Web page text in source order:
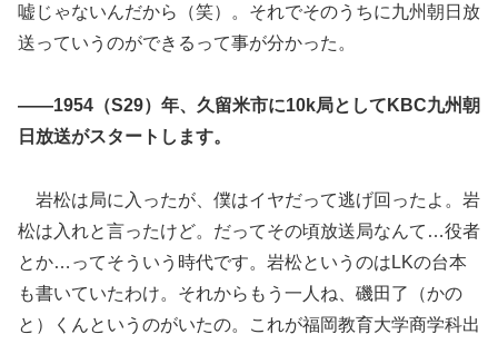
嘘じゃないんだから（笑）。それでそのうちに九州朝日放
送っていうのができるって事が分かった。
――1954（S29）年、久留米市に10k局としてKBC九州朝
日放送がスタートします。
岩松は局に入ったが、僕はイヤだって逃げ回ったよ。岩
松は入れと言ったけど。だってその頃放送局なんて…役者
とか…ってそういう時代です。岩松というのはLKの台本
も書いていたわけ。それからもう一人ね、磯田了（かの
と）くんというのがいたの。これが福岡教育大学商学科出